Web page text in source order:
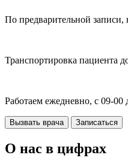
По предварительной записи,
Транспортировка пациента
Работаем ежедневно, с 09-
Вызвать врача Записаться
О нас в цифрах